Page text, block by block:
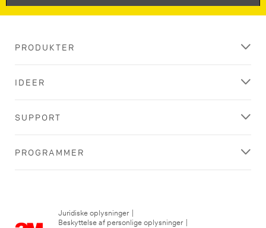
PRODUKTER
IDEER
SUPPORT
PROGRAMMER
Juridiske oplysninger
Beskyttelse af personlige oplysninger